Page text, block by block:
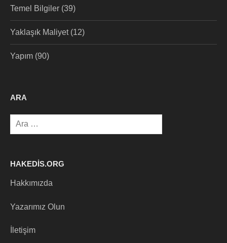
Temel Bilgiler (39)
Yaklaşık Maliyet(12)
Yapım (90)
ARA
Arama:
HAKEDIS.ORG
Hakkımızda
Yazarımız Olun
İletişim